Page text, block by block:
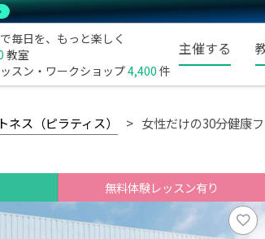
毎日を、もっと楽しく
教室
スン・ワークショップ4,400 件
主催する
ネス（ピラティス） 女性だけの30分健康
無料体験レッスン有り